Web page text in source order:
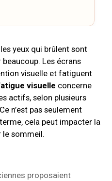
yeux qui brûlent sont
Les écrans
visuelle et fatiguent
visuelle concerne
actifs, selon plusieurs
n’est pas seulement
cela peut impacter la
le sommeil.
proposaient